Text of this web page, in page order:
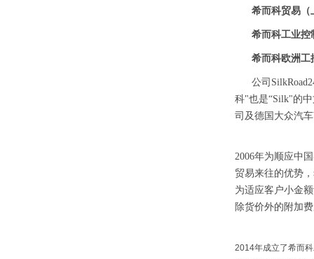
希而科贸易（
希而科工业控
希而科欧洲工
公司
科"也是“Silk"的
司及德国大众汽
2006年为顺应中
贸易来往的优势
为适应客户小金
除货价外的附加
2014年成立了希而